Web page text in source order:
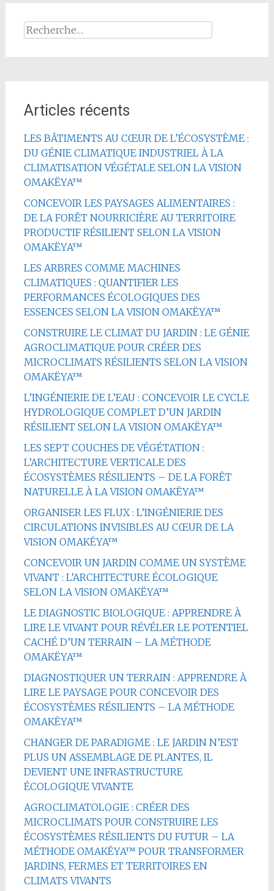
Rechercher :
Articles récents
LES BÂTIMENTS AU CŒUR DE L’ÉCOSYSTÈME :
DU GÉNIE CLIMATIQUE INDUSTRIEL À LA
CLIMATISATION VÉGÉTALE SELON LA VISION
OMAKËYA™
CONCEVOIR LES PAYSAGES ALIMENTAIRES :
DE LA FORÊT NOURRICIÈRE AU TERRITOIRE
PRODUCTIF RÉSILIENT SELON LA VISION
OMAKËYA™
LES ARBRES COMME MACHINES
CLIMATIQUES : QUANTIFIER LES
PERFORMANCES ÉCOLOGIQUES DES
ESSENCES SELON LA VISION OMAKËYA™
CONSTRUIRE LE CLIMAT DU JARDIN : LE GÉNIE
AGROCLIMATIQUE POUR CRÉER DES
MICROCLIMATS RÉSILIENTS SELON LA VISION
OMAKËYA™
L’INGÉNIERIE DE L’EAU : CONCEVOIR LE CYCLE
HYDROLOGIQUE COMPLET D’UN JARDIN
RÉSILIENT SELON LA VISION OMAKËYA™
LES SEPT COUCHES DE VÉGÉTATION :
L’ARCHITECTURE VERTICALE DES
ÉCOSYSTÈMES RÉSILIENTS – DE LA FORÊT
NATURELLE À LA VISION OMAKËYA™
ORGANISER LES FLUX : L’INGÉNIERIE DES
CIRCULATIONS INVISIBLES AU CŒUR DE LA
VISION OMAKËYA™
CONCEVOIR UN JARDIN COMME UN SYSTÈME
VIVANT : L’ARCHITECTURE ÉCOLOGIQUE
SELON LA VISION OMAKËYA™
LE DIAGNOSTIC BIOLOGIQUE : APPRENDRE À
LIRE LE VIVANT POUR RÉVÉLER LE POTENTIEL
CACHÉ D’UN TERRAIN – LA MÉTHODE
OMAKËYA™
DIAGNOSTIQUER UN TERRAIN : APPRENDRE À
LIRE LE PAYSAGE POUR CONCEVOIR DES
ÉCOSYSTÈMES RÉSILIENTS – LA MÉTHODE
OMAKËYA™
CHANGER DE PARADIGME : LE JARDIN N’EST
PLUS UN ASSEMBLAGE DE PLANTES, IL
DEVIENT UNE INFRASTRUCTURE
ÉCOLOGIQUE VIVANTE
AGROCLIMATOLOGIE : CRÉER DES
MICROCLIMATS POUR CONSTRUIRE LES
ÉCOSYSTÈMES RÉSILIENTS DU FUTUR – LA
MÉTHODE OMAKËYA™ POUR TRANSFORMER
JARDINS, FERMES ET TERRITOIRES EN
CLIMATS VIVANTS